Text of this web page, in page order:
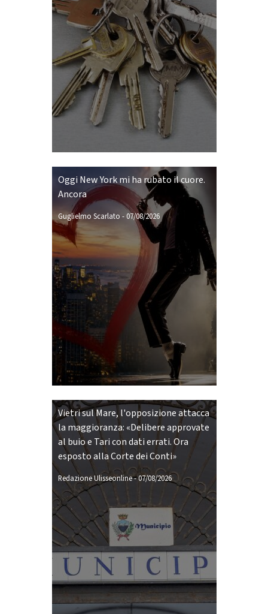
Oggi New York mi ha rubato il cuore.
Ancora
Guglielmo Scarlato -07/08/2026
Vietri sul Mare, l'opposizione attacca
la maggioranza: «Delibere approvate
al buio e Tari con dati errati. Ora
esposto alla Corte dei Conti»
Redazione Ulisseonline-07/08/2026